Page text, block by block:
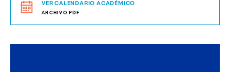
VER CALENDARIO ACADÉMICO
ARCHIVO.PDF